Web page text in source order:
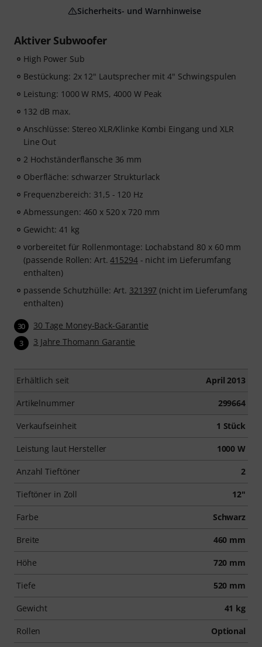
Aktiver Subwoofer
High Power Sub
Bestückung: 2x 12" Lautsprecher mit 4" Schwingspulen
Leistung: 1000 W RMS, 4000 W Peak
132 dB max.
Anschlüsse: Stereo XLR/Klinke Kombi Eingang und XLR
Line Out
2 Hochständerflansche 36 mm
Oberfläche: schwarzer Strukturlack
Frequenzbereich: 31,5 - 120 Hz
Abmessungen: 460 x 520 x 720 mm
Gewicht: 41 kg
vorbereitet für Rollenmontage: Lochabstand 80 x 60 mm
(passende Rollen: Art.415294- nicht im Lieferumfang
enthalten)
passende Schutzhülle: Art. 321397 (nicht im Lieferumfang
enthalten)
30 30 Tage Money-Back-Garantie
3 3 Jahre Thomann Garantie
Erhältlich seit April 2013
Artikelnummer 299664
Verkaufseinheit 1 Stück
Leistung laut Hersteller 1000 W
Anzahl Tieftöner 2
Tieftöner in Zoll 12"
Farbe Schwarz
Breite 460 mm
Höhe 720 mm
Tiefe 520 mm
Gewicht 41 kg
Rollen Optional
Sicherheits- und Warnhinweise